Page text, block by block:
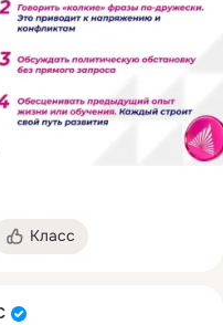
Класс